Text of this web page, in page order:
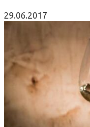
29.06.2017